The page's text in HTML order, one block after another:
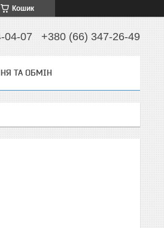
Кошик
04-07 +380 (66) 347-26-49
ТА ОБМІН